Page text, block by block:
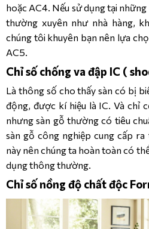
hoặc AC4. Nếu sử dụng tại
thường xuyên như nhà hàng,
chúng tôi khuyên bạn nên lựa
AC5.
Chỉ số chống va đập IC (
Là thông số cho thấy sàn có bị
động, được kí hiệu là IC. Và chỉ
nhưng sàn gỗ thường có tiêu
sàn gỗ công nghiệp cung cấp
này nên chúng ta hoàn toàn có
dụng thông thường.
Chỉ số nồng độ chất độc